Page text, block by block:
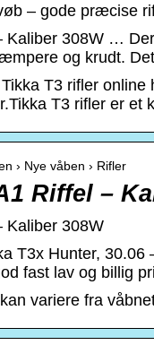
– gode præcise
Kaliber 308W …
og krudt.
T3 rifler
T3 rifler er et
› Nye våben › Rifler
Riffel –
Kaliber 308W
T3x Hunter,
fast lav og billig
kan